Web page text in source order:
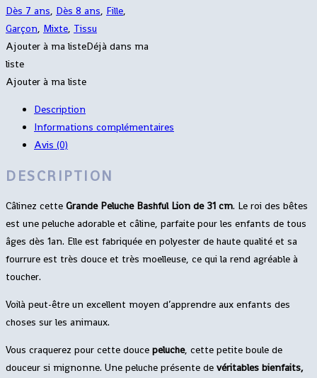
Dès 7 ans, Dès 8 ans, Fille,
Garçon, Mixte, Tissu
Ajouter à ma listeDéjà dans ma
liste
Ajouter à ma liste
Description
Informations complémentaires
Avis (0)
DESCRIPTION
Câlinez cette Grande Peluche Bashful Lion de 31 cm. Le roi des bêtes
est une peluche adorable et câline, parfaite pour les enfants de tous
âges dès 1an. Elle est fabriquée en polyester de haute qualité et sa
fourrure est très douce et très moelleuse, ce qui la rend agréable à
toucher.
Voilà peut-être un excellent moyen d’apprendre aux enfants des
choses sur les animaux.
Vous craquerez pour cette douce peluche, cette petite boule de
douceur si mignonne. Une peluche présente de véritables bienfaits,